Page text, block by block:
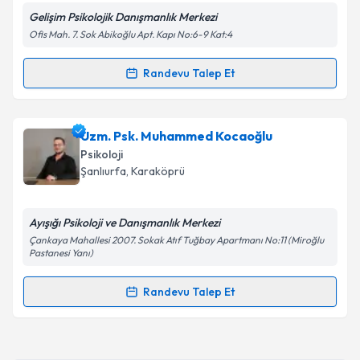
Kişisel verilerimin işlenmesine ilişkin
Metni'ni okudum ve kişisel verilerimin belirtilen
Takvim Talebini Gönder
Gelişim Psikolojik Danışmanlık Merkezi
Ofis Mah. 7. Sok Abikoğlu Apt. Kapı No:6-9 Kat:4
Randevu Talep Et
Randevu Takvimi Talebi
Psk. Melek Özavcıiçin randevu takvimi talebi
oluşturun. Size bu uzmandan randevu almanız için bir
takvim hazırlandığında e-posta ile bilgilendireceğiz.
Kişisel verilerimin işlenmesine ilişkinAydınlatma
'ni okudum ve kişisel verilerimin belirtilen
kapsamda işlenmesini kabul ediyorum.
Uzm. Psk. Muhammed Kocaoğlu
Psikoloji
Şanlıurfa, Karaköprü
Ayışığı Psikoloji ve Danışmanlık Merkezi
Çankaya Mahallesi 2007. Sokak Atıf Tuğbay Apartmanı No:11 (Miroğlu
Pastanesi Yanı)
Randevu Talep Et
Randevu Takvimi Talebi